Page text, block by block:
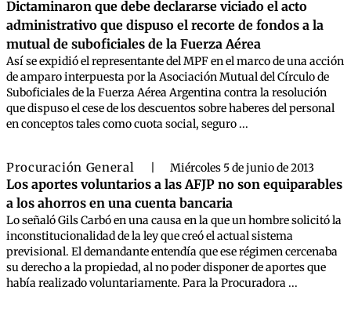
Dictaminaron que debe declararse viciado el acto
administrativo que dispuso el recorte de fondos a la
mutual de suboficiales de la Fuerza Aérea
Así se expidió el representante del MPF en el marco de una acción
de amparo interpuesta por la Asociación Mutual del Círculo de
Suboficiales de la Fuerza Aérea Argentina contra la resolución
que dispuso el cese de los descuentos sobre haberes del personal
en conceptos tales como cuota social, seguro ...
Procuración General Miércoles 5 de junio de 2013
Los aportes voluntarios a las AFJP no son equiparables
a los ahorros en una cuenta bancaria
Lo señaló Gils Carbó en una causa en la que un hombre solicitó la
inconstitucionalidad de la ley que creó el actual sistema
previsional. El demandante entendía que ese régimen cercenaba
su derecho a la propiedad, al no poder disponer de aportes que
había realizado voluntariamente. Para la Procuradora ...